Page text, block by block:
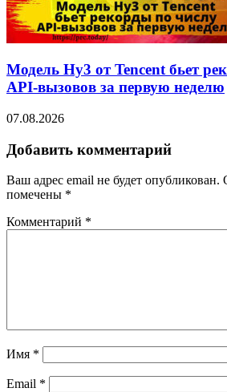
Модель Hy3 от Tencent бьет
API-вызовов за первую неделю
07.08.2026
Добавить комментарий
Ваш адрес email не будет опубликован.
помечены *
Комментарий *
Имя *
Email *